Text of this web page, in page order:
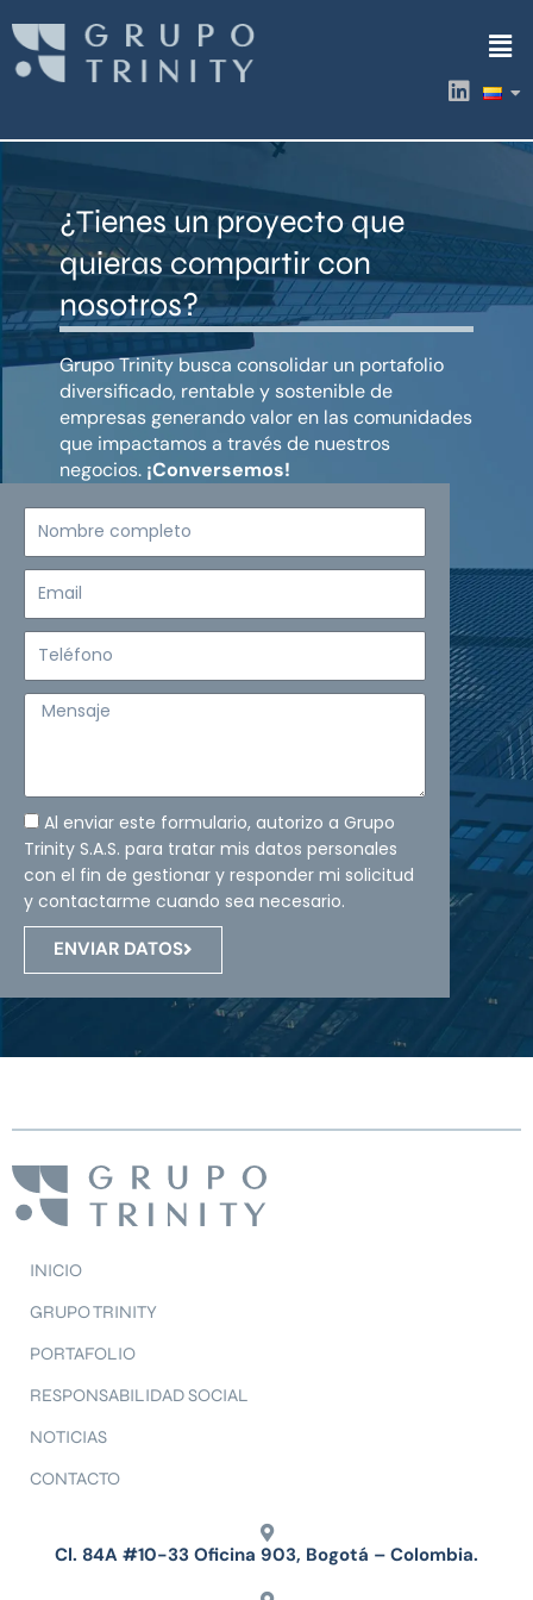
contenido
L
i
k
i
¿Tienes un proyecto que
quieras compartir con
nosotros?
Grupo Trinity busca consolidar un portafolio
diversificado, rentable y sostenible de
empresas generando valor en las comunidades
que impactamos a través de nuestros
negocios. ¡Conversemos!
Mensaje
Al enviar este formulario, autorizo a Grupo
Trinity S.A.S. para tratar mis datos personales
con el fin de gestionar y responder mi solicitud
y contactarme cuando sea necesario.
ENVIAR DATOS
INICIO
GRUPO TRINITY
PORTAFOLIO
RESPONSABILIDAD SOCIAL
NOTICIAS
CONTACTO
Cl. 84A #10-33 Oficina 903, Bogotá – Colombia.